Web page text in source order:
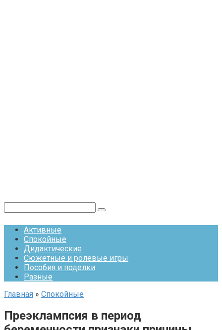
Активные
Спокойные
Дидактические
Сюжетные и ролевые игры
Пособия и поделки
Разные
Главная » Спокойные
Преэклампсия в период